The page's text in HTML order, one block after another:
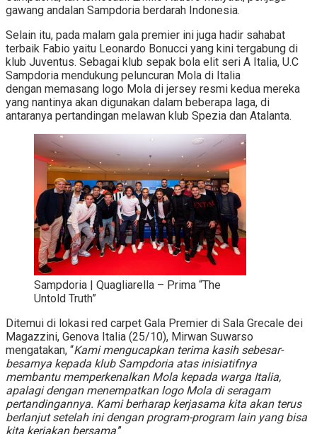
gawang andalan Sampdoria berdarah Indonesia.
Selain itu, pada malam gala premier ini juga hadir sahabat
terbaik Fabio yaitu Leonardo Bonucci yang kini tergabung di
klub Juventus. Sebagai klub sepak bola elit seri A Italia, U.C
Sampdoria mendukung peluncuran Mola di Italia
dengan memasang logo Mola di jersey resmi kedua mereka
yang nantinya akan digunakan dalam beberapa laga, di
antaranya pertandingan melawan klub Spezia dan Atalanta.
Sampdoria | Quagliarella – Prima “The
Untold Truth”
Ditemui di lokasi red carpet Gala Premier di Sala Grecale dei
Magazzini, Genova Italia (25/10), Mirwan Suwarso
mengatakan, “Kami mengucapkan terima kasih sebesar-
besarnya kepada klub Sampdoria atas inisiatifnya
membantu memperkenalkan Mola kepada warga Italia,
apalagi dengan menempatkan logo Mola di seragam
pertandingannya. Kami berharap kerjasama kita akan terus
berlanjut setelah ini dengan program-program lain yang bisa
kita kerjakan bersama.”